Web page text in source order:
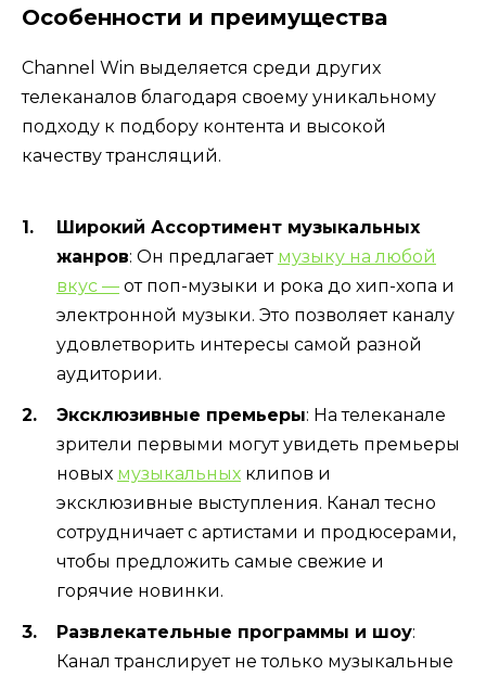
Особенности и преимущества
Channel Win выделяется среди других
телеканалов благодаря своему уникальному
подходу к подбору контента и высокой
качеству трансляций.
Широкий Ассортимент музыкальных
жанров: Он предлагает музыку на любой
вкус — от поп-музыки и рока до хип-хопа и
электронной музыки. Это позволяет каналу
удовлетворить интересы самой разной
аудитории.
Эксклюзивные премьеры: На телеканале
зрители первыми могут увидеть премьеры
новых музыкальных клипов и
эксклюзивные выступления. Канал тесно
сотрудничает с артистами и продюсерами,
чтобы предложить самые свежие и
горячие новинки.
Развлекательные программы и шоу:
Канал транслирует не только музыкальные